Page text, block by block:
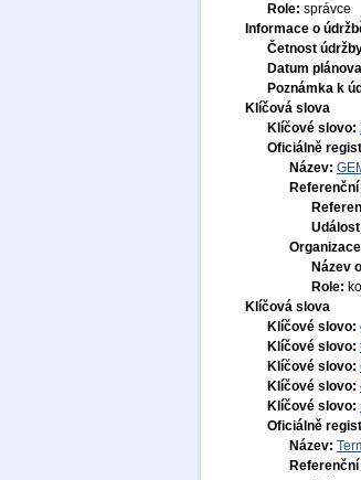
Role: správce
Informace o
Četnost
Datum
Poznámka k
Klíčová slova
Klíčové slovo:
Oficiálně
Název:
Název
Role:
Klíčová slova
Klíčové slovo:
Klíčové slovo:
Klíčové slovo:
Klíčové slovo:
Klíčové slovo:
Oficiálně
Název: